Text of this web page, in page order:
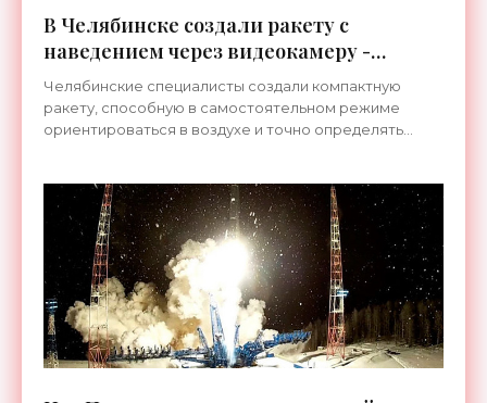
В Челябинске создали ракету с
наведением через видеокамеру -
«Оружие»
Челябинские специалисты создали компактную
ракету, способную в самостоятельном режиме
ориентироваться в воздухе и точно определять